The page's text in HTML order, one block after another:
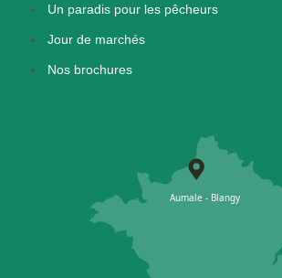
Un paradis pour les pêcheurs
Jour de marchés
Nos brochures